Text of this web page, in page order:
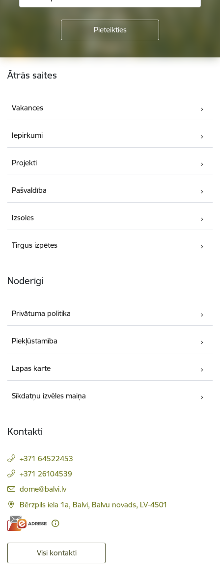
Kājene
Ātrās saites
Vakances
Iepirkumi
Projekti
Pašvaldība
Izsoles
Tirgus izpētes
Noderīgi
Privātuma politika
Piekļūstamība
Lapas karte
Sīkdatņu izvēles maiņa
Kontakti
+371 64522453
+371 26104539
E-pasts:
dome@balvi.lv
Bērzpils iela 1a, Balvi, Balvu novads, LV-4501
Visi kontakti